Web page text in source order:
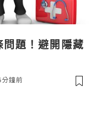
題！避開隱藏
分鐘前